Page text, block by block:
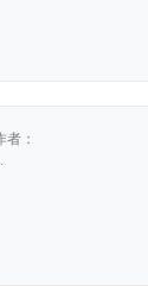
者：